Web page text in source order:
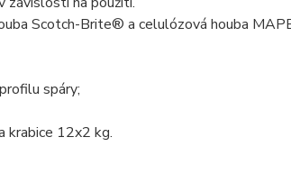
Scotch-Brite® a celulózová houba
spáry;
krabice 12x2 kg.